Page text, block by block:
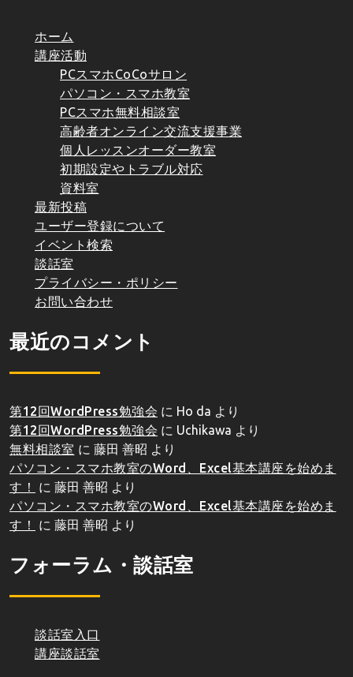
ホーム
講座活動
PCスマホCoCoサロン
パソコン・スマホ教室
PCスマホ無料相談室
高齢者オンライン交流支援事業
個人レッスンオーダー教室
初期設定やトラブル対応
資料室
最新投稿
ユーザー登録について
イベント検索
談話室
プライバシー・ポリシー
お問い合わせ
最近のコメント
第12回WordPress勉強会 に Ho da より
第12回WordPress勉強会 に Uchikawa より
無料相談室 に 藤田 善昭 より
パソコン・スマホ教室のWord、Excel基本講座を始めま
す！
に 藤田 善昭 より
パソコン・スマホ教室のWord、Excel基本講座を始めま
す！
に 藤田 善昭 より
フォーラム・談話室
談話室入口
講座談話室